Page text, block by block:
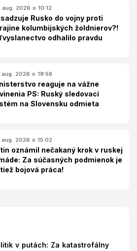
2026 o 10:12
Rusko do vojny proti
kolumbijských žoldnierov?!
odhalilo pravdu
2026 o 19:58
reaguje na vážne
PS: Ruský sledovací
na Slovensku odmieta
2026 o 15:02
oznámil nečakaný krok v ruskej
Za súčasných podmienok je
bojová práca!
v putách: Za katastrofálny